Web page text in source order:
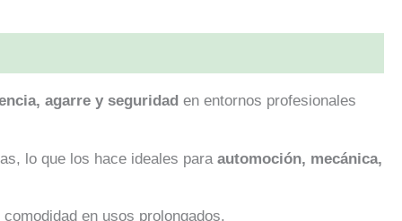
agarre y seguridad en entornos profesionales
lo que los hace ideales para automoción, mecánica,
en usos prolongados.